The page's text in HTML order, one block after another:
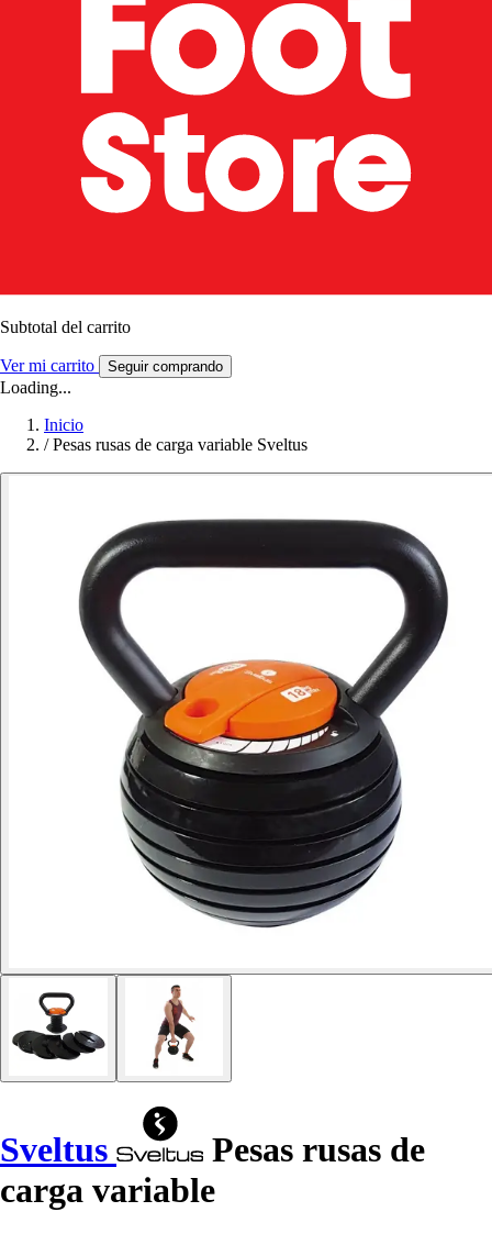
Subtotal del carrito
Ver mi carrito Seguir comprando
Loading...
Inicio
/ Pesas rusas de carga variable Sveltus
Sveltus
Pesas rusas de
carga variable